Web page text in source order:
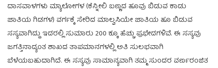
ದಾಸವಾಳಗಳು ಮ್ಯಾಲೋಗಳ (ಕೆನ್ನೀಲಿ ಬಣ್ಣದ ಹೂವು ಬಿಡುವ ಕಾಡು
ಜಾತಿಯ ಗಿಡಗಳ) ವರ್ಗಕ್ಕೆ ಸೇರಿದ ಮಾಲ್ವಸಿಯೇ ಜಾತಿಯ ಹೂ ಬಿಡುವ
ಸಸ್ಯವಾಗಿದ್ದು ಇದರಲ್ಲಿ ಸುಮಾರು 200 ಕ್ಕೂ ಹೆಚ್ಚು ಪ್ರಭೇದಗಳಿವೆ. ಈ ಸಸ್ಯವು
ಜಗತ್ತಿನಾದ್ಯಂತ ಶಾಖದ ತಾಪಮಾನಗಳಲ್ಲಿ ಅತಿ ಸುಲಭವಾಗಿ
ಬೆಳೆಯಬಹುದಾಗಿದೆ. ಈ ಸಸ್ಯವು ಸಾಮಾನ್ಯವಾಗಿ ತಮ್ಮ ಸುಂದರ ವರ್ಣರಂಜಿತ